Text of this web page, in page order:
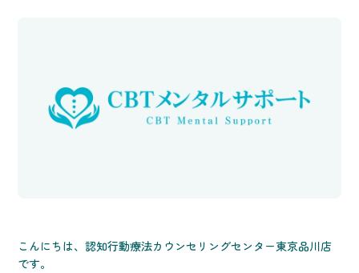
こんにちは、認知行動療法カウンセリングセンター東京品川店
です。